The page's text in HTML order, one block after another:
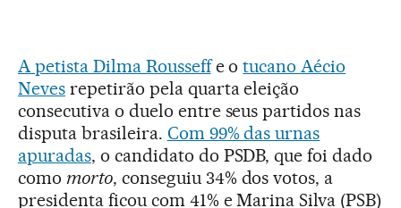
A petista Dilma Rousseffe otucano Aécio
Nevesrepetirão pela quarta eleição
consecutiva o duelo entre seus partidos nas
disputa brasileira. Com 99% das urnas
apuradas, o candidato do PSDB, que foi dado
como morto, conseguiu 34% dos votos, a
presidenta ficou com 41% e Marina Silva (PSB)